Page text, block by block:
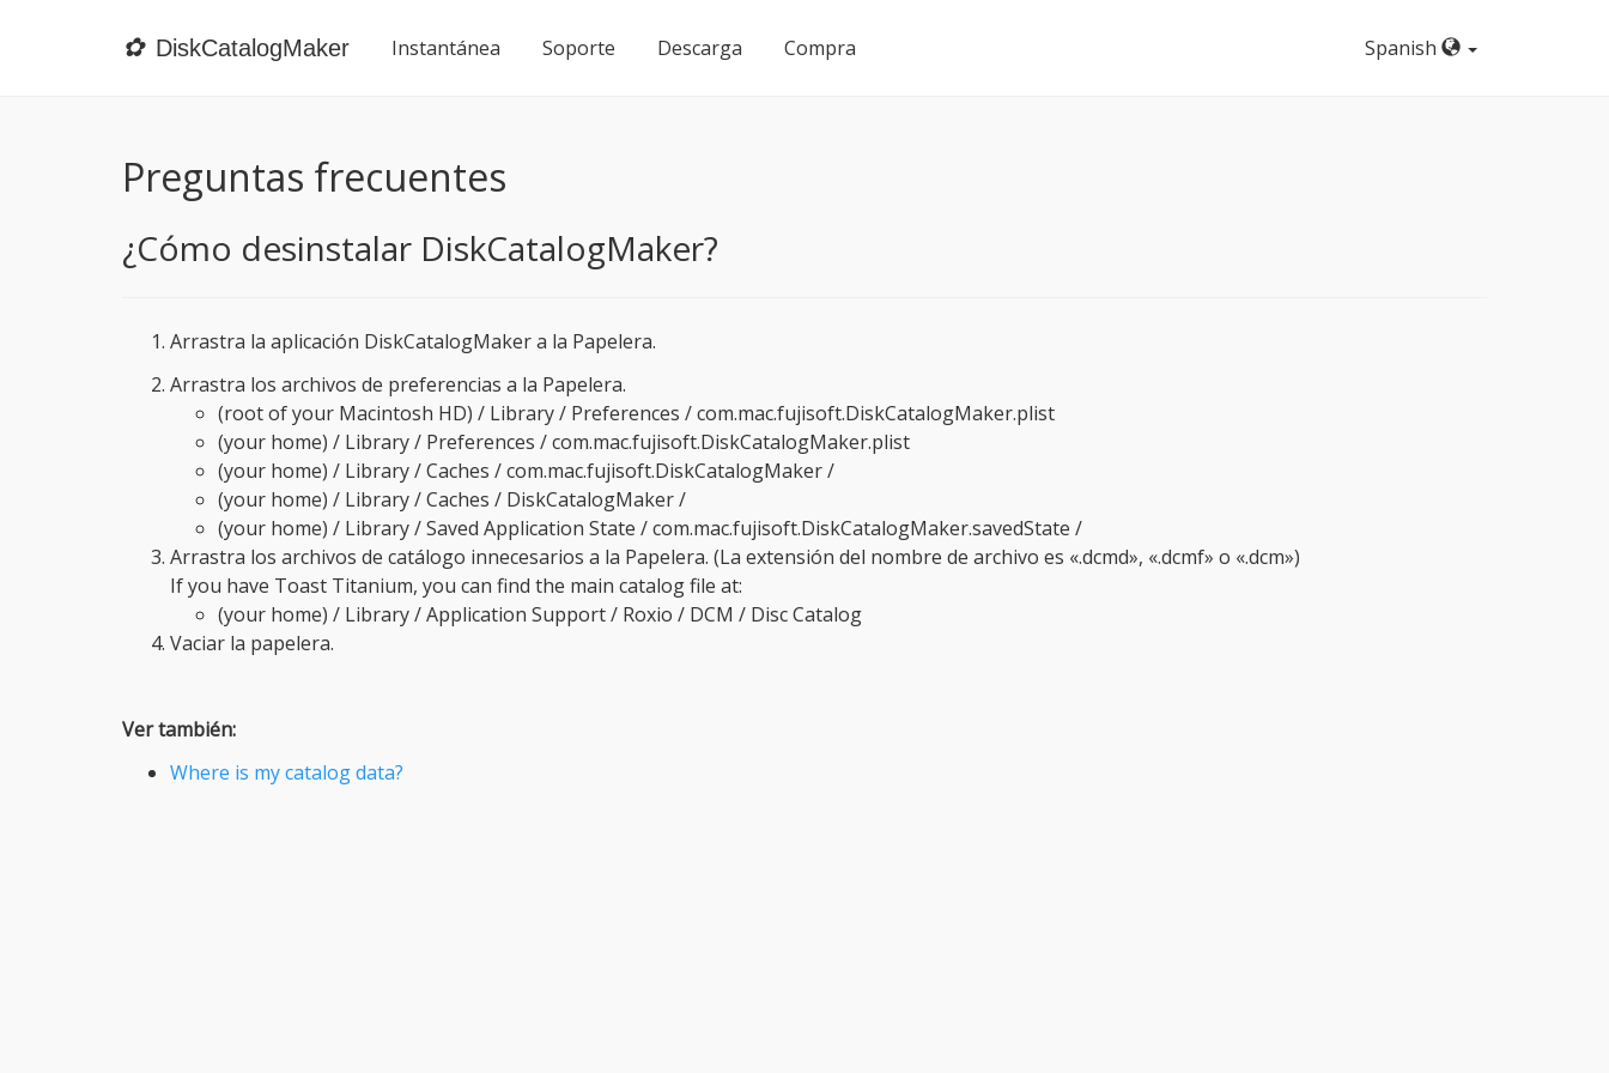
✿ DiskCatalogMaker Instantánea Soporte Descarga Compra Spanish
Preguntas frecuentes
¿Cómo desinstalar DiskCatalogMaker?
Arrastra la aplicación DiskCatalogMaker a la Papelera.
Arrastra los archivos de preferencias a la Papelera.
(root of your Macintosh HD) / Library / Preferences / com.mac.fujisoft.DiskCatalogMaker.plist
(your home) / Library / Preferences / com.mac.fujisoft.DiskCatalogMaker.plist
(your home) / Library / Caches / com.mac.fujisoft.DiskCatalogMaker /
(your home) / Library / Caches / DiskCatalogMaker /
(your home) / Library / Saved Application State / com.mac.fujisoft.DiskCatalogMaker.savedState /
Arrastra los archivos de catálogo innecesarios a la Papelera. (La extensión del nombre de archivo es «.dcmd», «.dcmf» o «.dcm»)
If you have Toast Titanium, you can find the main catalog file at:
(your home) / Library / Application Support / Roxio / DCM / Disc Catalog
Vaciar la papelera.
Ver también:
Where is my catalog data?